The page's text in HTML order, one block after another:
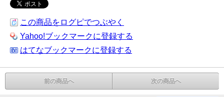
この商品をログピでつぶやく
Yahoo!ブックマークに登録する
はてなブックマークに登録する
前の商品へ 次の商品へ